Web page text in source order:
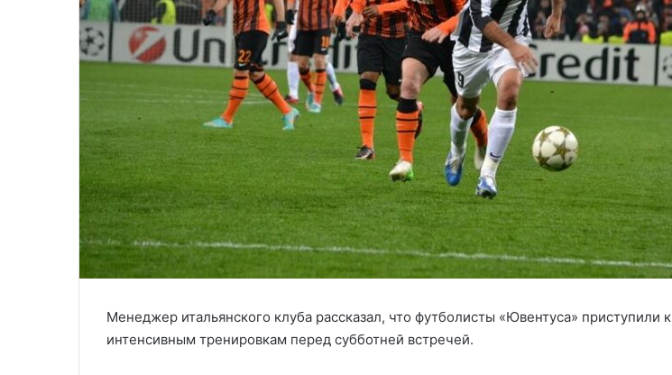
Менеджер итальянского клуба рассказал, что футболисты «Ювентуса» приступили к
интенсивным тренировкам перед субботней встречей.